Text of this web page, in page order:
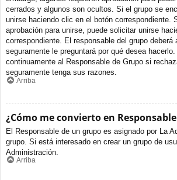
cerrados y algunos son ocultos. Si el grupo se
unirse haciendo clic en el botón correspondiente.
aprobación para unirse, puede solicitar unirse
correspondiente. El responsable del grupo deberá
seguramente le preguntará por qué desea
continuamente al Responsable de Grupo si
seguramente tenga sus razones.
Arriba
¿Cómo me convierto en
El Responsable de un grupo es asignado por La
grupo. Si está interesado en crear un grupo de
Administración.
Arriba